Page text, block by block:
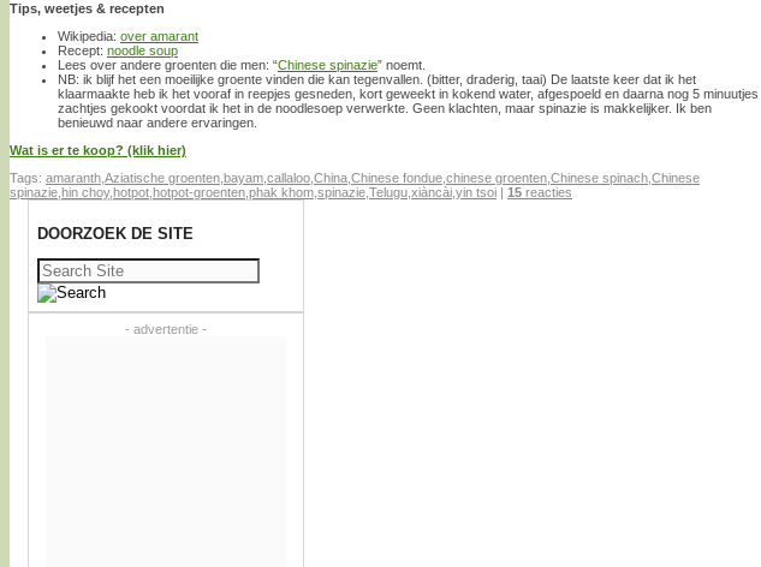
Tips, weetjes & recepten
Wikipedia: over amarant
Recept: noodle soup
Lees over andere groenten die men: “Chinese spinazie” noemt.
NB: ik blijf het een moeilijke groente vinden die kan tegenvallen. (bitter, draderig, taai) De laatste keer dat ik het
klaarmaakte heb ik het vooraf in reepjes gesneden, kort geweekt in kokend water, afgespoeld en daarna nog 5 minuutjes
zachtjes gekookt voordat ik het in de noodlesoep verwerkte. Geen klachten, maar spinazie is makkelijker. Ik ben
benieuwd naar andere ervaringen.
Wat is er te koop? (klik hier)
Tags: amaranth Aziatische groenten bayam callaloo China Chinese fondue chinese groenten Chinese spinach Chinese
spinazie hin choy, hotpot hotpot-groenten phak khom spinazie Telugu xiàncài yin tsoi 15 reacties
DOORZOEK DE SITE
Zoeken
naar:
- advertentie -